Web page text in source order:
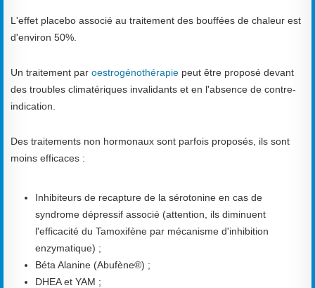
L'effet placebo associé au traitement des bouffées de chaleur est
d'environ 50%.
Un traitement par oestrogénothérapie peut être proposé devant
des troubles climatériques invalidants et en l'absence de contre-
indication.
Des traitements non hormonaux sont parfois proposés, ils sont
moins efficaces :
Inhibiteurs de recapture de la sérotonine en cas de
syndrome dépressif associé (attention, ils diminuent
l'efficacité du Tamoxifène par mécanisme d'inhibition
enzymatique) ;
Béta Alanine (Abufène®) ;
DHEA et YAM ;